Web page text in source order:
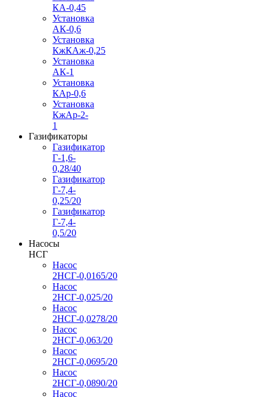
КА-0,45
Установка
АК-0,6
Установка
КжКАж-0,25
Установка
АК-1
Установка
КАр-0,6
Установка
КжАр-2-
1
Газификаторы
Газификатор
Г-1,6-
0,28/40
Газификатор
Г-7,4-
0,25/20
Газификатор
Г-7,4-
0,5/20
Насосы
НСГ
Насос
2НСГ-0,0165/20
Насос
2НСГ-0,025/20
Насос
2НСГ-0,0278/20
Насос
2НСГ-0,063/20
Насос
2НСГ-0,0695/20
Насос
2НСГ-0,0890/20
Насос